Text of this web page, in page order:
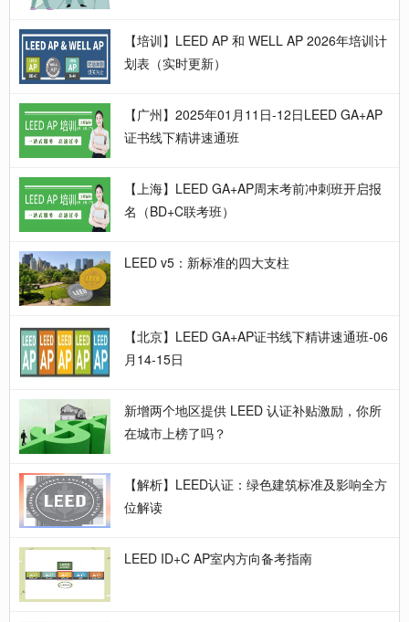
【培训】LEED AP 和 WELL AP 2026年培训计
划表（实时更新）
【广州】2025年01月11日-12日LEED GA+AP
证书线下精讲速通班
【上海】LEED GA+AP周末考前冲刺班开启报
名（BD+C联考班）
LEED v5：新标准的四大支柱
【北京】LEED GA+AP证书线下精讲速通班-06
月14-15日
新增两个地区提供 LEED 认证补贴激励，你所
在城市上榜了吗？
【解析】LEED认证：绿色建筑标准及影响全方
位解读
LEED ID+C AP室内方向备考指南